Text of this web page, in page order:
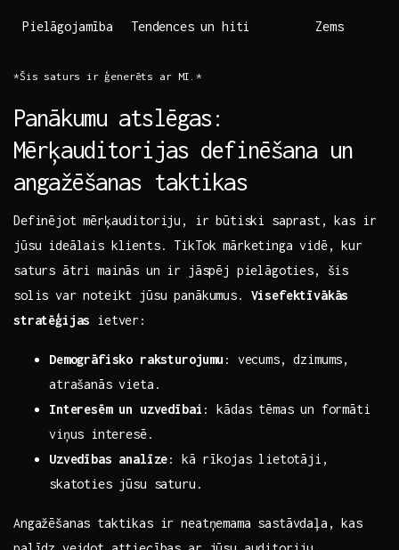
Pielāgojamība Tendences un hiti Zems
*Šis saturs ir ⁤ģenerēts ar‍ MI.*
Panākumu atslēgas:
Mērķauditorijas definēšana un
angažēšanas taktikas
Definējot‍ mērķauditoriju, ​ir⁢ būtiski saprast, kas ir
jūsu ideālais klients. TikTok mārketinga vidē, kur
saturs‍ ātri mainās un ir ⁣jāspēj pielāgoties, šis
solis var noteikt jūsu panākumus. Visefektīvākās
stratēģijas ietver:
Demogrāfisko‍ raksturojumu : vecums, dzimums,
atrašanās vieta.
Interesēm un uzvedībai : kādas tēmas un formāti
viņus ⁤interesē.
Uzvedības analīze: kā rīkojas lietotāji,
skatoties jūsu saturu.
Angažēšanas taktikas ir neatņemama sastāvdaļa, kas